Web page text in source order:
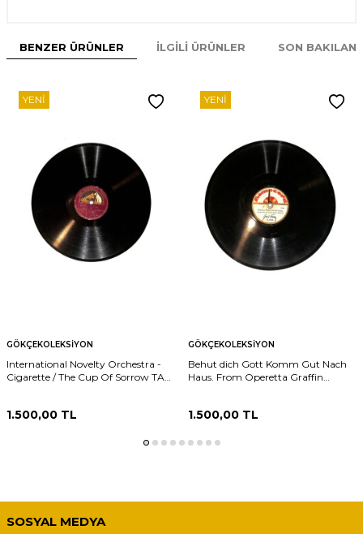
BENZER ÜRÜNLER İLGILI ÜRÜNLER SON
YENI
GÖKÇEKOLEKSIYON
International Novelty Orchestra -
Cigarette / The Cup Of Sorrow TAŞ
1.500,00 TL
YENI
GÖKÇEKOLEKSIYON
Behut dich Gott Komm Gut Nach
Haus. From Operetta Graffin
1.500,00TL
SOSYAL MEDYA